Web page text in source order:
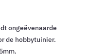
ongeëvenaarde
de hobbytuinier.